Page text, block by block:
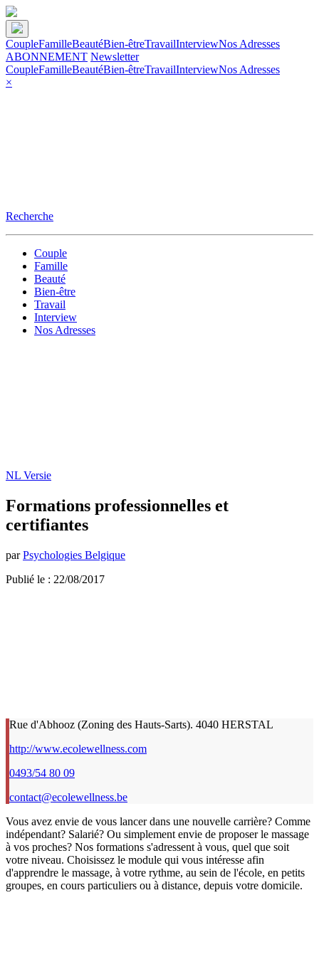
CoupleFamilleBeautéBien-êtreTravailInterviewNos Adresses
ABONNEMENT Newsletter
CoupleFamilleBeautéBien-êtreTravailInterviewNos Adresses
×
Recherche
Couple
Famille
Beauté
Bien-être
Travail
Interview
Nos Adresses
NL Versie
Formations professionnelles et
certifiantes
par Psychologies Belgique
Publié le : 22/08/2017
Rue d'Abhooz (Zoning des Hauts-Sarts). 4040 HERSTAL
http://www.ecolewellness.com
0493/54 80 09
contact@ecolewellness.be
Vous avez envie de vous lancer dans une nouvelle carrière? Comme
indépendant? Salarié? Ou simplement envie de proposer le massage
à vos proches? Nos formations s'adressent à vous, quel que soit
votre niveau. Choisissez le module qui vous intéresse afin
d'apprendre le massage, à votre rythme, au sein de l'école, en petits
groupes, en cours particuliers ou à distance, depuis votre domicile.